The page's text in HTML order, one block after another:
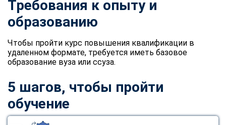
Требования к опыту и
образованию
Чтобы пройти курс повышения квалификации в
удаленном формате, требуется иметь базовое
образование вуза или ссуза.
5 шагов, чтобы пройти
обучение